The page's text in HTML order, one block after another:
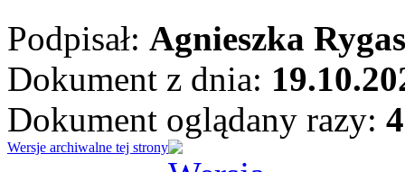
Podpisał: Agnieszka Rygas
Dokument z dnia:
Dokument oglądany razy:
Wersje archiwalne tej strony